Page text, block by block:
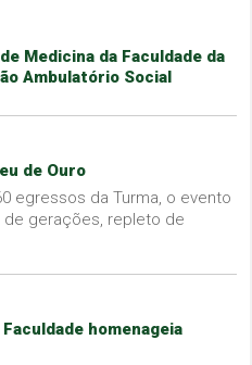
Medicina da Faculdade da
Ambulatório Social
de Ouro
egressos da Turma, o evento
gerações, repleto de
homenageia